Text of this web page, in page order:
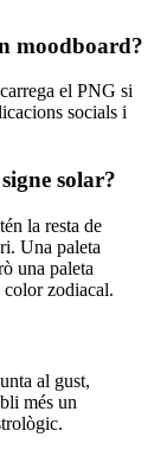
moodboard?
el PNG si
socials i
solar?
la resta de
Una paleta
una paleta
color zodiacal.
al gust,
més un